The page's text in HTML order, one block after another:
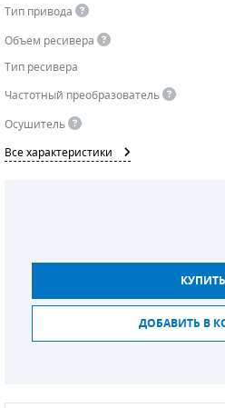
Тип привода
Объем ресивера
Тип ресивера
Частотный преобразователь
Осушитель
Все характеристики
КУПИТЬ
ДОБАВИТЬ В
РУКАВА ВЫСОКОГО ДАВЛЕНИЯ (РВД)
ЗАПЧАСТИ ДЛЯ ВИНТОВЫХ
КОНДЕНСАТООТВОДЧИКИ
СМЕННЫЕ ЭЛЕМЕНТЫ
ФИЛЬТРОВ
ДИЗЕЛЬНЫЕ ДВИГАТЕЛИ